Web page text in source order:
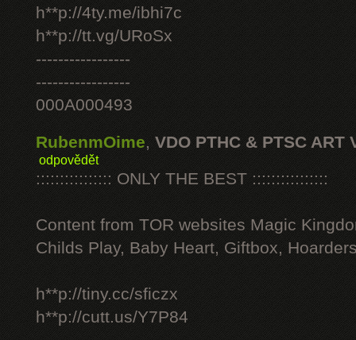
h**p://4ty.me/ibhi7c
h**p://tt.vg/URoSx
-----------------
-----------------
000A000493
RubenmOime, VDO PTHC & PTSC ART
odpovědět
:::::::::::::::: ONLY THE BEST ::::::::::::::::
Content from TOR websites Magic
Childs Play, Baby Heart, Giftbox,
h**p://tiny.cc/sficzx
h**p://cutt.us/Y7P84